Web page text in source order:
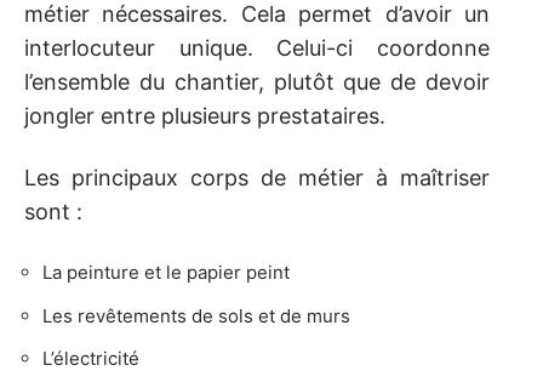
métier nécessaires. Cela permet d’avoir un
interlocuteur unique. Celui-ci coordonne
l’ensemble du chantier, plutôt que de devoir
jongler entre plusieurs prestataires.
Les principaux corps de métier à maîtriser
sont :
La peinture et le papier peint
Les revêtements de sols et de murs
L’électricité